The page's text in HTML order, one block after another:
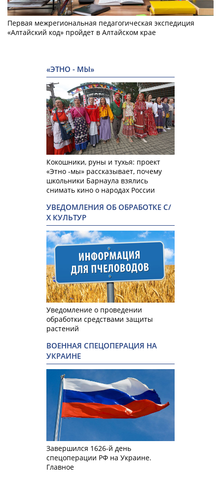
Первая межрегиональная педагогическая экспедиция
«Алтайский код» пройдет в Алтайском крае
«ЭТНО - МЫ»
Кокошники, руны и тухья: проект
«Этно -мы» рассказывает, почему
школьники Барнаула взялись
снимать кино о народах России
УВЕДОМЛЕНИЯ ОБ ОБРАБОТКЕ С/
Х КУЛЬТУР
Уведомление о проведении
обработки средствами защиты
растений
ВОЕННАЯ СПЕЦОПЕРАЦИЯ НА
УКРАИНЕ
Завершился 1626-й день
спецоперации РФ на Украине.
Главное